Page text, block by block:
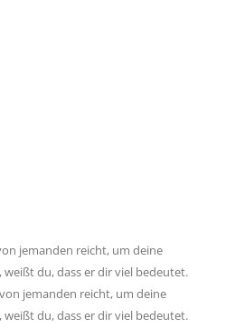
jemanden reicht, um deine
du, dass er dir viel bedeutet.
jemanden reicht, um deine
du, dass er dir viel bedeutet.